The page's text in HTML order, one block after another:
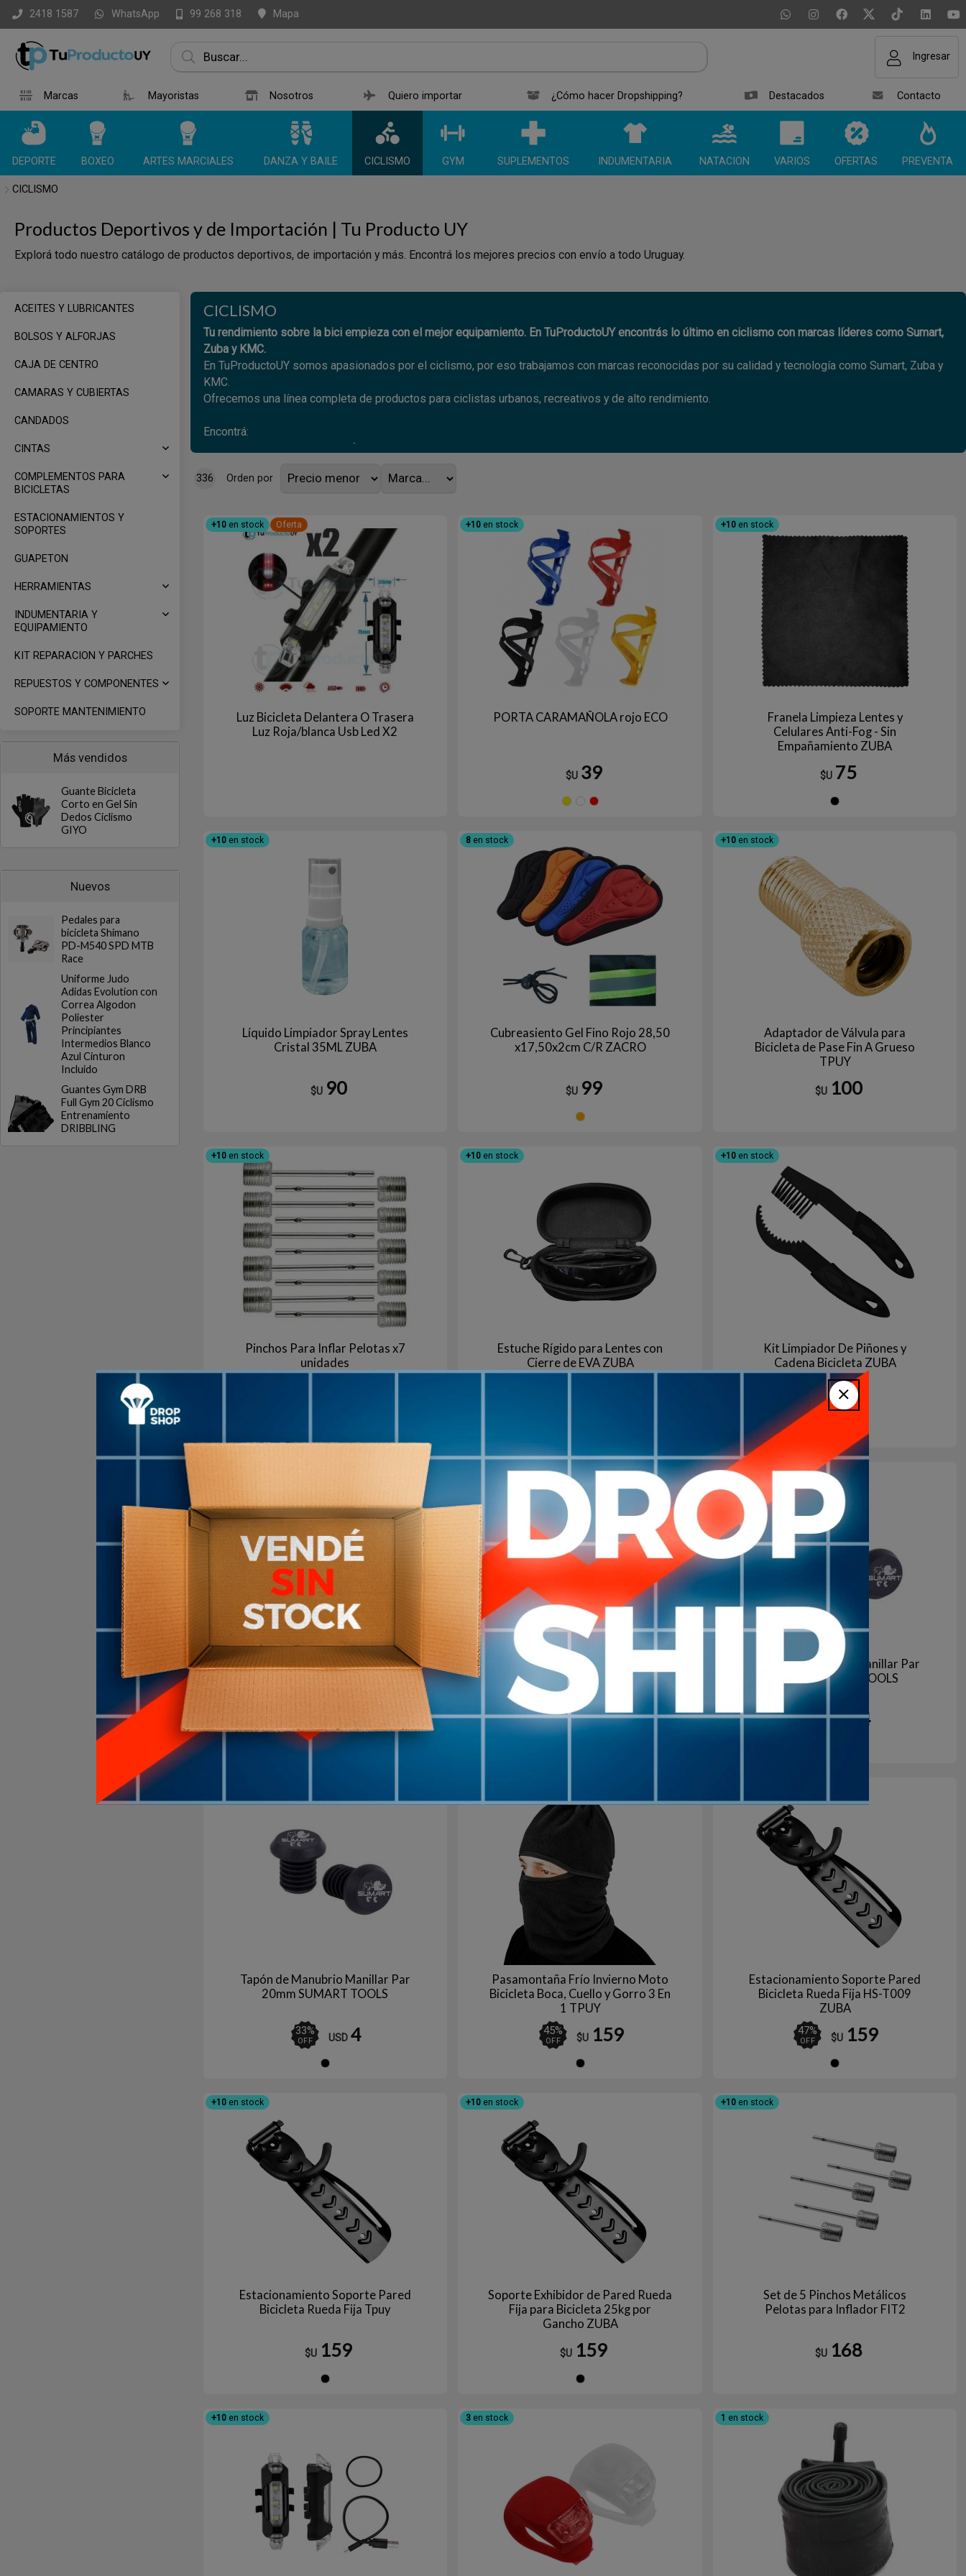
2418 1587 WhatsApp 99 268 318 Mapa
Ingresar
Marcas Mayoristas Nosotros Quiero importar ¿Cómo hacer Dropshipping? Destacados Contacto
DEPORTE BOXEO ARTES MARCIALES DANZA Y BAILE CICLISMO GYM SUPLEMENTOS INDUMENTARIA NATACION VARIOS OFERTAS PREVENTA
CICLISMO
Productos Deportivos y de Importación | Tu Producto UY
Explorá todo nuestro catálogo de productos deportivos, de importación y más. Encontrá los mejores precios con envío a todo Uruguay.
ACEITES Y LUBRICANTES
BOLSOS Y ALFORJAS
CAJA DE CENTRO
CAMARAS Y CUBIERTAS
CANDADOS
CINTAS
COMPLEMENTOS PARA
BICICLETAS
ESTACIONAMIENTOS Y
SOPORTES
GUAPETON
HERRAMIENTAS
INDUMENTARIA Y
EQUIPAMIENTO
KIT REPARACION Y PARCHES
REPUESTOS Y COMPONENTES
SOPORTE MANTENIMIENTO
Más vendidos
Guante Bicicleta
Corto en Gel Sin
Dedos Ciclismo
GIYO
Nuevos
Pedales para
bicicleta Shimano
PD-M540 SPD MTB
Race
Uniforme Judo
Adidas Evolution con
Correa Algodon
Poliester
Principiantes
Intermedios Blanco
Azul Cinturon
Incluido
Guantes Gym DRB
Full Gym 20 Ciclismo
Entrenamiento
DRIBBLING
CICLISMO
Tu rendimiento sobre la bici empieza con el mejor equipamiento. En TuProductoUY encontrás lo último en ciclismo con marcas líderes como Sumart,
Zuba y KMC.
En TuProductoUY somos apasionados por el ciclismo, por eso trabajamos con marcas reconocidas por su calidad y tecnología como Sumart, Zuba y
KMC.
Ofrecemos una línea completa de productos para ciclistas urbanos, recreativos y de alto rendimiento.
Encontrá:
– Componentes y repuestos: frenos, pastillas, coronas, cadenas, cámaras
– Indumentaria y artículos de seguridad: guantes, lentes, cascos
Todo lo que necesitás para entrenar, competir o disfrutar del ciclismo, lo encontrás acá.
336 Orden por
+10en stock Oferta
Luz Bicicleta Delantera O Trasera
Luz Roja/blanca Usb Led X2
+10 en stock
PORTA CARAMAÑOLA rojo ECO
$U 39
+10en stock
Franela Limpieza Lentes y
Celulares Anti-Fog - Sin
Empañamiento ZUBA
$U 75
+10en stock
Líquido Limpiador Spray Lentes
Cristal 35ML ZUBA
$U 90
8 en stock
Cubreasiento Gel Fino Rojo 28,50
x17,50x2cm C/R ZACRO
$U 99
+10en stock
Adaptador de Válvula para
Bicicleta de Pase Fin A Grueso
TPUY
$U 100
+10en stock
Pinchos Para Inflar Pelotas x7
unidades
+10 en stock
Estuche Rígido para Lentes con
Cierre de EVA ZUBA
+10en stock
Kit Limpiador De Piñones y
Cadena Bicicleta ZUBA
$U 130
Kit Limpiador De Piñones y
Cadena Bicicleta ZUBA
en stock
Tapón de Manubrio Manillar Par
19mm SUMART TOOLS
33%
OFF USD 4
+10en stock
Tapón de Manubrio Manillar Par
17mm SUMART TOOLS
33%
USD 4
Tapón de Manubrio Manillar Par
20mm SUMART TOOLS
33%
OFF USD 4
Pasamontaña Frío Invierno Moto
Bicicleta Boca, Cuello y Gorro 3 En
1 TPUY
45%
OFF $U 159
Estacionamiento Soporte Pared
Bicicleta Rueda Fija HS-T009
ZUBA
47%
OFF $U 159
+10en stock
Estacionamiento Soporte Pared
Bicicleta Rueda Fija Tpuy
$U 159
+10 en stock
Soporte Exhibidor de Pared Rueda
Fija para Bicicleta 25kg por
Gancho ZUBA
$U 159
+10en stock
Set de 5 Pinchos Metálicos
Pelotas para Inflador FIT2
$U 168
+10en stock 3 en stock 1 en stock